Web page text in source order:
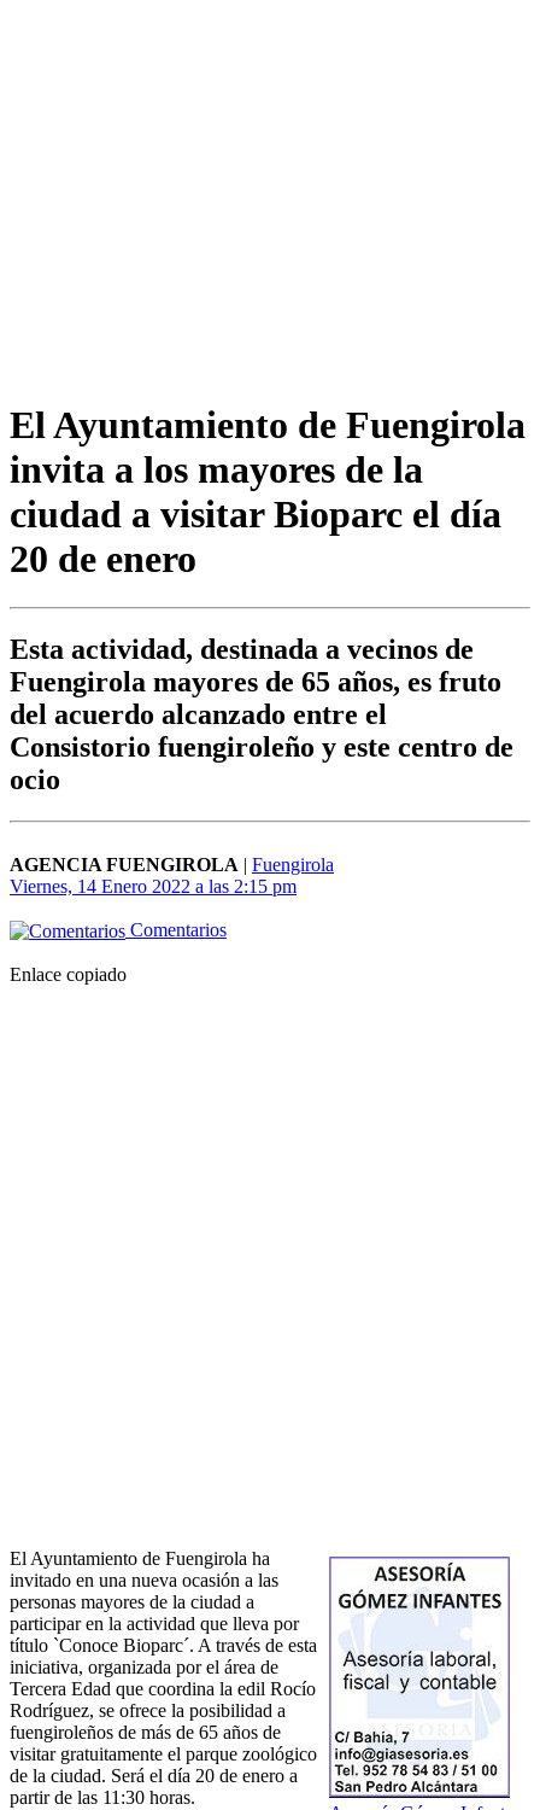
El Ayuntamiento de Fuengirola
invita a los mayores de la
ciudad a visitar Bioparc el día
20 de enero
Esta actividad, destinada a vecinos de
Fuengirola mayores de 65 años, es fruto
del acuerdo alcanzado entre el
Consistorio fuengiroleño y este centro de
ocio
AGENCIA FUENGIROLA | Fuengirola
Viernes, 14 Enero 2022 a las 2:15 pm
Comentarios
Enlace copiado
El Ayuntamiento de Fuengirola ha
invitado en una nueva ocasión a las
personas mayores de la ciudad a
participar en la actividad que lleva por
título `Conoce Bioparc´. A través de esta
iniciativa, organizada por el área de
Tercera Edad que coordina la edil Rocío
Rodríguez, se ofrece la posibilidad a
fuengiroleños de más de 65 años de
visitar gratuitamente el parque zoológico
de la ciudad. Será el día 20 de enero a
partir de las 11:30 horas.